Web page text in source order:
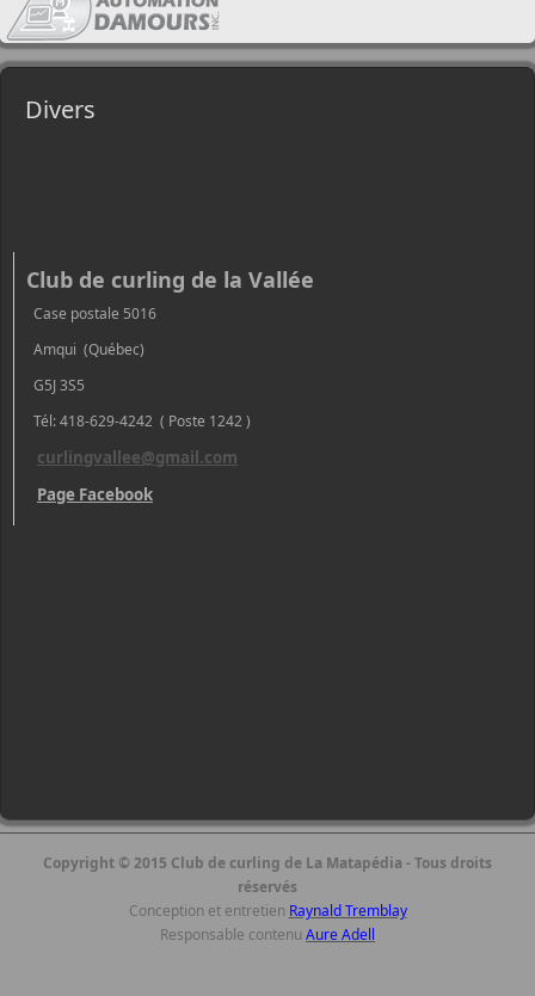
Divers
Club de curling de la Vallée
Case postale 5016
Amqui (Québec)
G5J 3S5
Tél: 418-629-4242 ( Poste 1242 )
curlingvallee@gmail.com
Page Facebook
Copyright © 2015 Club de curling de La Matapédia - Tous droits
réservés
Conception et entretien Raynald Tremblay
Responsable contenu Aure Adell